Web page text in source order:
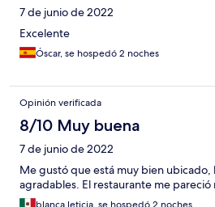
7 de junio de 2022
Excelente
Óscar, se hospedó 2 noches
Opinión verificada
8/10 Muy buena
7 de junio de 2022
Me gustó que está muy bien ubicado,
agradables. El restaurante me pareció